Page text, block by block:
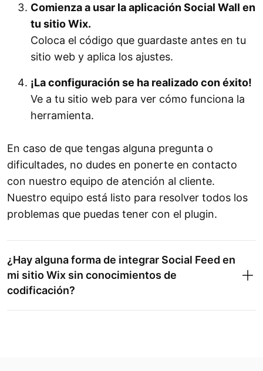
Comienza a usar la aplicación Social Wall en
tu sitio Wix.
Coloca el código que guardaste antes en tu
sitio web y aplica los ajustes.
¡La configuración se ha realizado con éxito!
Ve a tu sitio web para ver cómo funciona la
herramienta.
En caso de que tengas alguna pregunta o
dificultades, no dudes en ponerte en contacto
con nuestro equipo de atención al cliente.
Nuestro equipo está listo para resolver todos los
problemas que puedas tener con el plugin.
¿Hay alguna forma de integrar Social Feed en
mi sitio Wix sin conocimientos de
codificación?